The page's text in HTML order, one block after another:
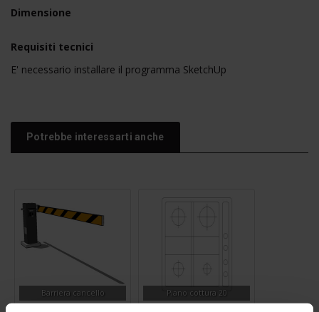
Dimensione
Requisiti tecnici
E' necessario installare il programma SketchUp
Potrebbe interessarti anche
Barriera cancello Piano cottura 20